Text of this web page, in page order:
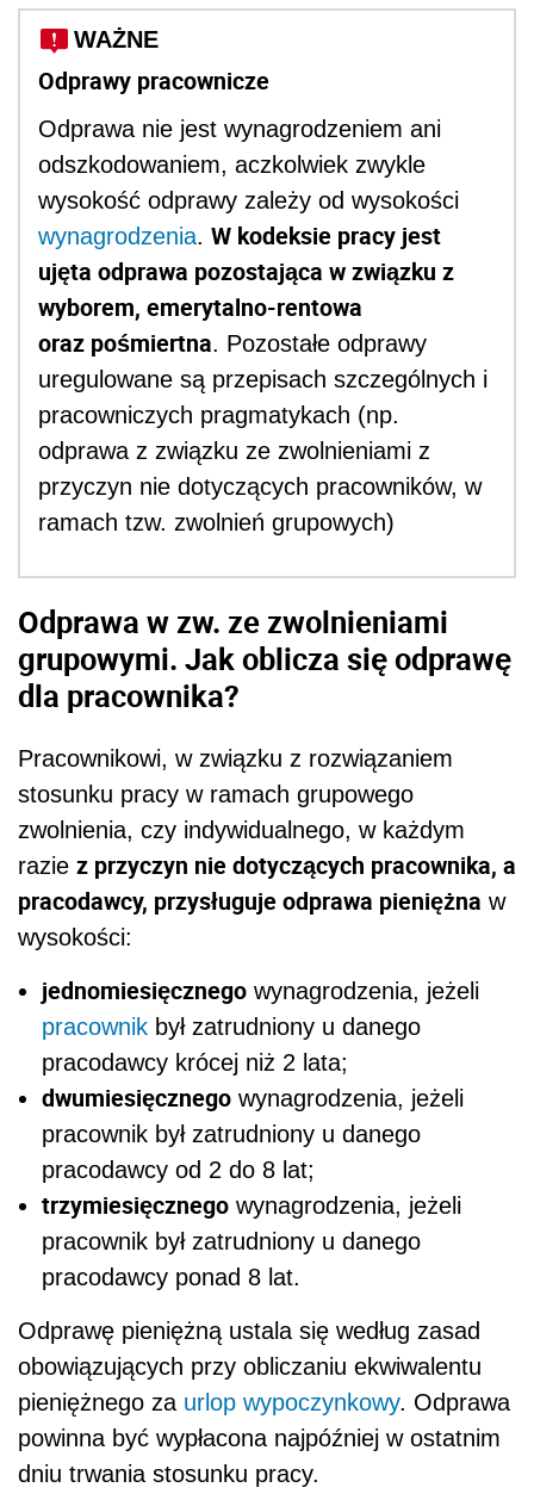
WAŻNE
Odprawy pracownicze
Odprawa nie jest wynagrodzeniem ani
odszkodowaniem, aczkolwiek zwykle
wysokość odprawy zależy od wysokości
wynagrodzenia. W kodeksie pracy jest
ujęta odprawa pozostająca w związku z
wyborem, emerytalno-rentowa
oraz pośmiertna. Pozostałe odprawy
uregulowane są przepisach szczególnych i
pracowniczych pragmatykach (np.
odprawa z związku ze zwolnieniami z
przyczyn nie dotyczących pracowników, w
ramach tzw. zwolnień grupowych)
Odprawa w zw. ze zwolnieniami
grupowymi. Jak oblicza się odprawę
dla pracownika?
Pracownikowi, w związku z rozwiązaniem
stosunku pracy w ramach grupowego
zwolnienia, czy indywidualnego, w każdym
razie z przyczyn nie dotyczących pracownika, a
pracodawcy, przysługuje odprawa pieniężna w
wysokości:
jednomiesięcznego wynagrodzenia, jeżeli
pracownik był zatrudniony u danego
pracodawcy krócej niż 2 lata;
dwumiesięcznego wynagrodzenia, jeżeli
pracownik był zatrudniony u danego
pracodawcy od 2 do 8 lat;
trzymiesięcznego wynagrodzenia, jeżeli
pracownik był zatrudniony u danego
pracodawcy ponad 8 lat.
Odprawę pieniężną ustala się według zasad
obowiązujących przy obliczaniu ekwiwalentu
pieniężnego za urlop wypoczynkowy. Odprawa
powinna być wypłacona najpóźniej w ostatnim
dniu trwania stosunku pracy.